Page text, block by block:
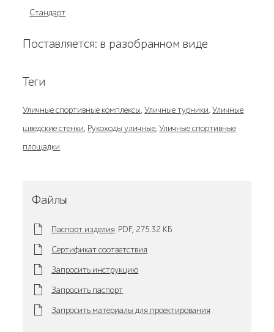
Стандарт
Поставляется: в разобранном виде
Теги
Уличные спортивные комплексы,Уличные турники,Уличные
шведские стенки, Рукоходы уличные,Уличные спортивные
площадки
Файлы
Паспорт изделия PDF, 275.32 KБ
Сертификат соответствия
Запросить инструкцию
Запросить паспорт
Запросить материалы для проектирования